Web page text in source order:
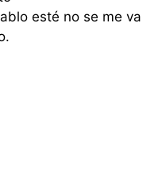
esté no se me va